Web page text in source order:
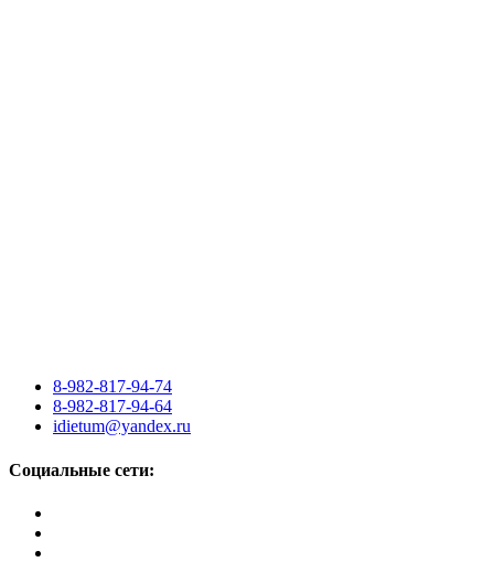
8-982-817-94-74
8-982-817-94-64
idietum@yandex.ru
Социальные сети: